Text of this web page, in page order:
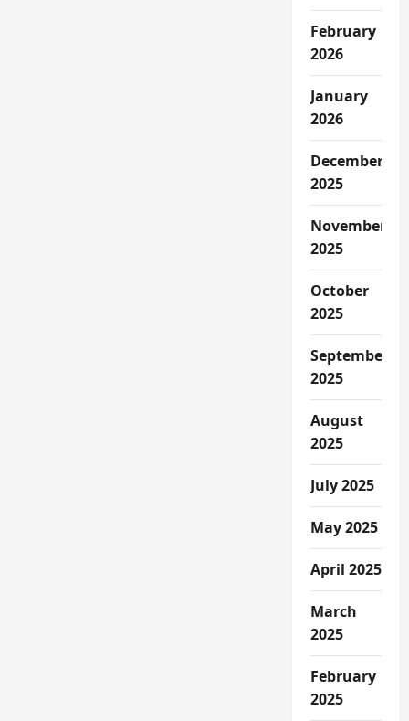
February
2026
January
2026
December
2025
November
2025
October
2025
September
2025
August
2025
July 2025
May 2025
April 2025
March
2025
February
2025